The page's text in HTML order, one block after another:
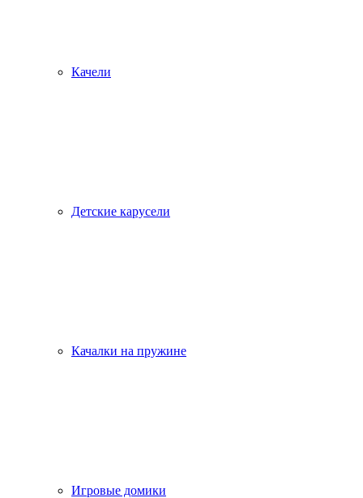
Качели
Детские карусели
Качалки на пружине
Игровые домики